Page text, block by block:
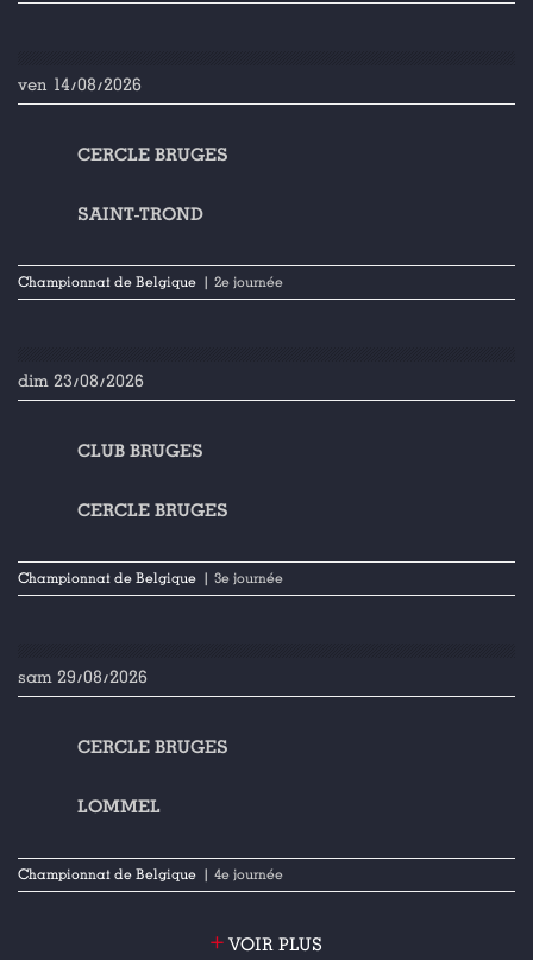
ven 14/08/2026
CERCLE BRUGES
SAINT-TROND
Championnat de Belgique | 2e journée
dim 23/08/2026
CLUB BRUGES
CERCLE BRUGES
Championnat de Belgique | 3e journée
sam 29/08/2026
CERCLE BRUGES
LOMMEL
Championnat de Belgique | 4e journée
+ VOIR PLUS